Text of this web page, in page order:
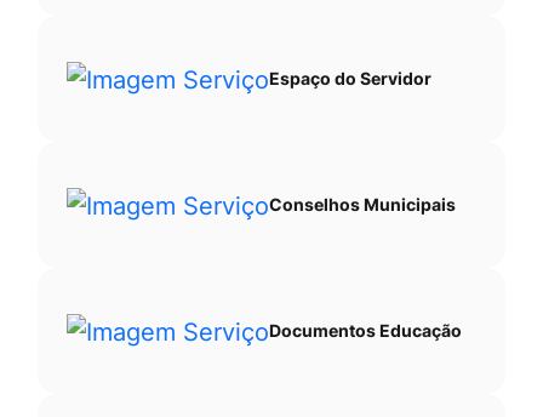
Espaço do Servidor
Conselhos Municipais
Documentos Educação